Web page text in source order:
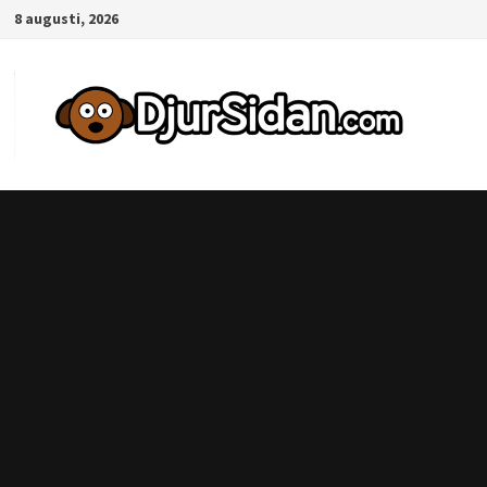
Hoppa
innehåll
8 augusti, 2026